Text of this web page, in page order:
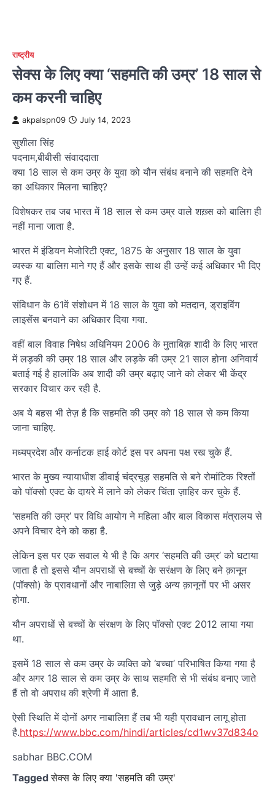
राष्ट्रीय
सेक्स के लिए क्या ‘सहमति की उम्र’ 18 साल से
कम करनी चाहिए
akpalspn09 July 14, 2023
सुशीला सिंह
पदनाम,बीबीसी संवाददाता
क्या 18 साल से कम उम्र के युवा को यौन संबंध बनाने की सहमति देने
का अधिकार मिलना चाहिए?
विशेषकर तब जब भारत में 18 साल से कम उम्र वाले शख़्स को बालिग़ ही
नहीं माना जाता है.
भारत में इंडियन मेजोरिटी एक्ट, 1875 के अनुसार 18 साल के युवा
व्यस्क या बालिग़ माने गए हैं और इसके साथ ही उन्हें कई अधिकार भी दिए
गए हैं.
संविधान के 61वें संशोधन में 18 साल के युवा को मतदान, ड्राइविंग
लाइसेंस बनवाने का अधिकार दिया गया.
वहीं बाल विवाह निषेध अधिनियम 2006 के मुताबिक़ शादी के लिए भारत
में लड़की की उम्र 18 साल और लड़के की उम्र 21 साल होना अनिवार्य
बताई गई है हालांकि अब शादी की उम्र बढ़ाए जाने को लेकर भी केंद्र
सरकार विचार कर रही है.
अब ये बहस भी तेज़ है कि सहमति की उम्र को 18 साल से कम किया
जाना चाहिए.
मध्यप्रदेश और कर्नाटक हाई कोर्ट इस पर अपना पक्ष रख चुके हैं.
भारत के मुख्य न्यायाधीश डीवाई चंद्रचूड़ सहमति से बने रोमांटिक रिश्तों
को पॉक्सो एक्ट के दायरे में लाने को लेकर चिंता ज़ाहिर कर चुके हैं.
‘सहमति की उम्र’ पर विधि आयोग ने महिला और बाल विकास मंत्रालय से
अपने विचार देने को कहा है.
लेकिन इस पर एक सवाल ये भी है कि अगर ‘सहमति की उम्र’ को घटाया
जाता है तो इससे यौन अपराधों से बच्चों के सरंक्षण के लिए बने क़ानून
(पॉक्सो) के प्रावधानों और नाबालिग़ से जुड़े अन्य क़ानूनों पर भी असर
होगा.
यौन अपराधों से बच्चों के संरक्षण के लिए पॉक्सो एक्ट 2012 लाया गया
था.
इसमें 18 साल से कम उम्र के व्यक्ति को ‘बच्चा’ परिभाषित किया गया है
और अगर 18 साल से कम उम्र के साथ सहमति से भी संबंध बनाए जाते
हैं तो वो अपराध की श्रेणी में आता है.
ऐसी स्थिति में दोनों अगर नाबालिग़ हैं तब भी यही प्रावधान लागू होता
है.https://www.bbc.com/hindi/articles/cd1wv37d834o
sabhar BBC.COM
Taggedसेक्स के लिए क्या 'सहमति की उम्र'